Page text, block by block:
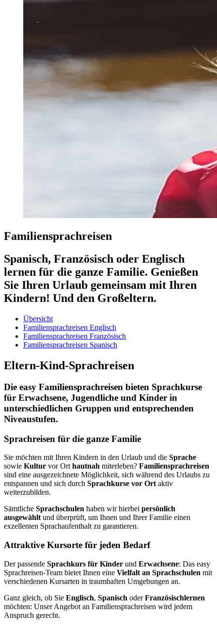
Familiensprachreisen
Spanisch, Französisch oder Englisch
lernen für die ganze Familie. Genießen
Sie Ihren Urlaub gemeinsam mit Ihren
Kindern! Und den Großeltern.
Übersicht
Familiensprachreisen Englisch
Familiensprachreisen Französisch
Familiensprachreisen Spanisch
Eltern-Kind-Sprachreisen
Die easy Familiensprachreisen bieten Sprachkurse
für Erwachsene, Jugendliche und Kinder in
unterschiedlichen Gruppen und entsprechenden
Niveaustufen.
Sprachreisen für die ganze Familie
Sie möchten mit Ihren Kindern in den Urlaub und die Sprache
sowie Kultur vor Ort hautnah miterleben? Familiensprachreisen
sind eine ausgezeichnete Möglichkeit, sich während des Urlaubs zu
entspannen und sich durch Sprachkurse vor Ort aktiv
weiterzubilden.
Sämtliche Sprachschulen haben wir hierbei persönlich
ausgewählt und überprüft, um Ihnen und Ihrer Familie einen
exzellenten Sprachaufenthalt zu garantieren.
Attraktive Kursorte für jeden Bedarf
Der passende Sprachkurs für Kinder und Erwachsene: Das easy
Sprachreisen-Team bietet Ihnen eine Vielfalt an Sprachschulen mit
verschiedenen Kursarten in traumhaften Umgebungen an.
Ganz gleich, ob Sie Englisch, Spanisch oderFranzösischlernen
möchten: Unser Angebot an Familiensprachreisen wird jedem
Anspruch gerecht.